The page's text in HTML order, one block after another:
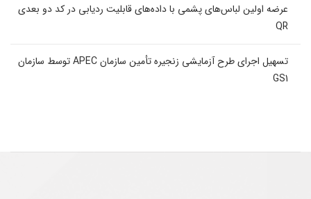
عرضه اولین لباس‌های پشمی با داده‌های قابلیت ردیابی در کد دو بعدی
QR
تسهیل اجرای طرح آزمایشی زنجیره تأمین سازمان APEC توسط سازمان
GS1